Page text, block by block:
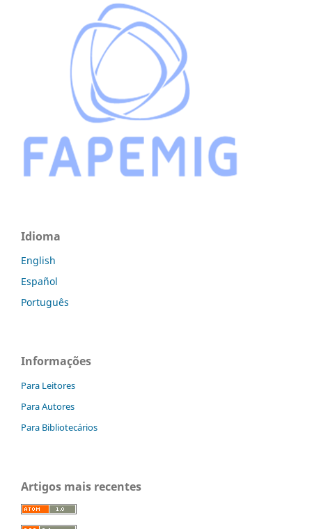
Idioma
English
Español
Português
Informações
Para Leitores
Para Autores
Para Bibliotecários
Artigos mais recentes